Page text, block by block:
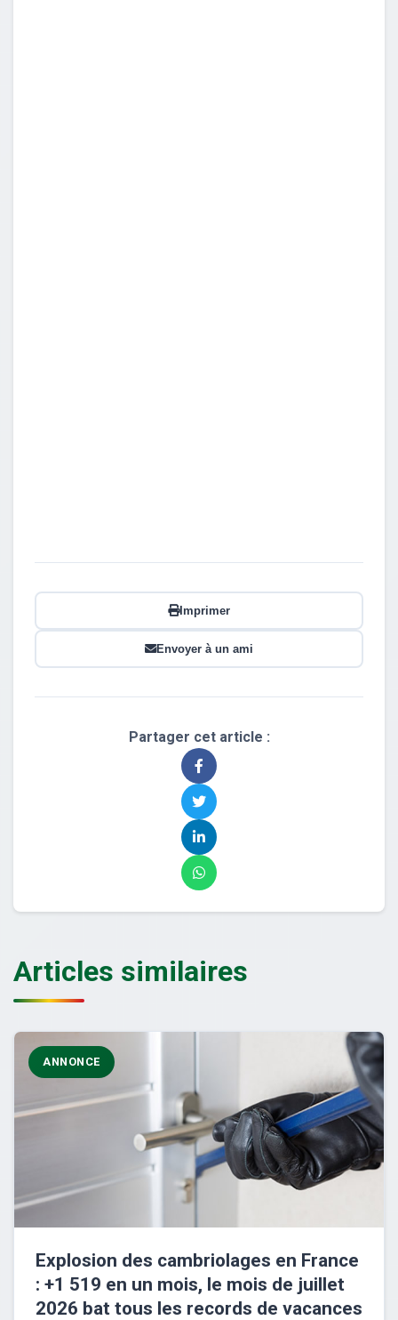
Imprimer
Envoyer à un ami
Partager cet article :
Articles similaires
ANNONCE
Explosion des cambriolages en France
: +1 519 en un mois, le mois de juillet
2026 bat tous les records de vacances